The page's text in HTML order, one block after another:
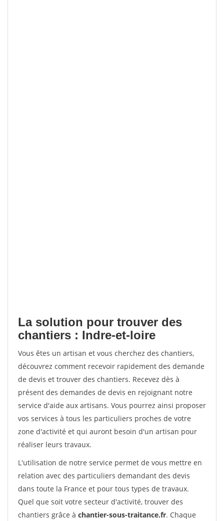
La solution pour trouver des
chantiers : Indre-et-loire
Vous êtes un artisan et vous cherchez des chantiers,
découvrez comment recevoir rapidement des demande
de devis et trouver des chantiers. Recevez dès à
présent des demandes de devis en rejoignant notre
service d'aide aux artisans. Vous pourrez ainsi proposer
vos services à tous les particuliers proches de votre
zone d'activité et qui auront besoin d'un artisan pour
réaliser leurs travaux.
L'utilisation de notre service permet de vous mettre en
relation avec des particuliers demandant des devis
dans toute la France et pour tous types de travaux.
Quel que soit votre secteur d'activité, trouver des
chantiers grâce à chantier-sous-traitance.fr. Chaque